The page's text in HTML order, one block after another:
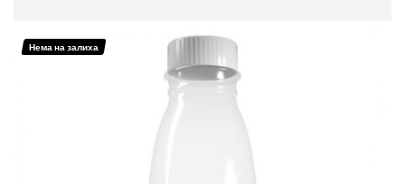
ДОДАЈ ВО КОШНИЦА
Нема на залиха